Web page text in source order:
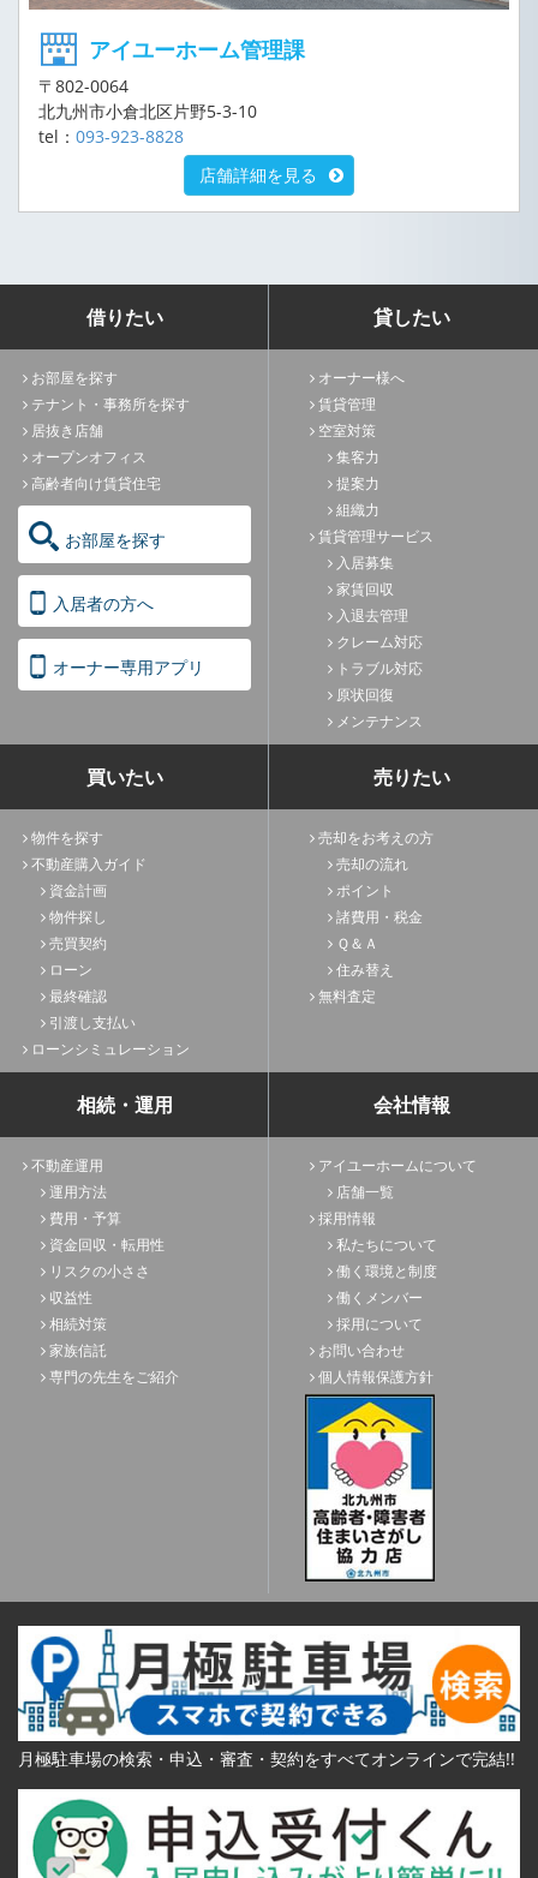
アイユーホーム管理課
〒802-0064
北九州市小倉北区片野5-3-10
tel： 093-923-8828
店舗詳細を見る
借りたい
お部屋を探す
テナント・事務所を探す
居抜き店舗
オープンオフィス
高齢者向け賃貸住宅
お部屋を探す
入居者の方へ
オーナー専用アプリ
貸したい
オーナー様へ
賃貸管理
空室対策
集客力
提案力
組織力
賃貸管理サービス
入居募集
家賃回収
入退去管理
クレーム対応
トラブル対応
原状回復
メンテナンス
買いたい
物件を探す
不動産購入ガイド
資金計画
物件探し
売買契約
ローン
最終確認
引渡し支払い
ローンシミュレーション
売りたい
売却をお考えの方
売却の流れ
ポイント
諸費用・税金
Ｑ＆Ａ
住み替え
無料査定
相続・運用
不動産運用
運用方法
費用・予算
資金回収・転用性
リスクの小ささ
収益性
相続対策
家族信託
専門の先生をご紹介
会社情報
アイユーホームについて
店舗一覧
採用情報
私たちについて
働く環境と制度
働くメンバー
採用について
お問い合わせ
個人情報保護方針
月極駐車場の検索・申込・審査・契約をすべてオンラインで完結!!